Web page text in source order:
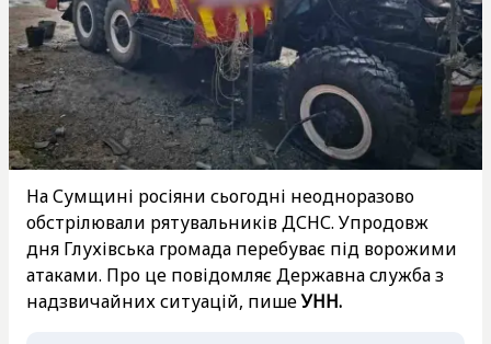
На Сумщині росіяни сьогодні неодноразово
обстрілювали рятувальників ДСНС. Упродовж
дня Глухівська громада перебуває під ворожими
атаками. Про це повідомляє Державна служба з
надзвичайних ситуацій, пишеУНН.